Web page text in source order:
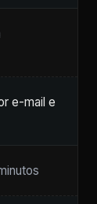
e-mail e